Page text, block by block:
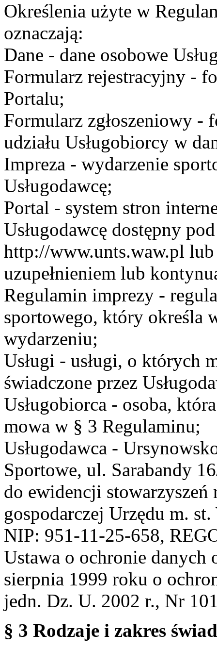
Określenia użyte w
oznaczają:
Dane - dane osobowe
Formularz rejestracyjny -
Portalu;
Formularz zgłoszeniowy -
udziału Usługobiorcy w
Impreza - wydarzenie
Usługodawcę;
Portal - system stron
Usługodawcę dostępny
http://www.unts.waw.pl lub
uzupełnieniem lub
Regulamin imprezy -
sportowego, który określa
wydarzeniu;
Usługi - usługi, o których
świadczone przez
Usługobiorca - osoba,
mowa w § 3 Regulaminu;
Usługodawca -
Sportowe, ul. Sarabandy
do ewidencji stowarzyszeń
gospodarczej Urzędu m.
NIP: 951-11-25-658,
Ustawa o ochronie danych
sierpnia 1999 roku o
jedn. Dz. U. 2002 r., Nr
§ 3 Rodzaje i zakres